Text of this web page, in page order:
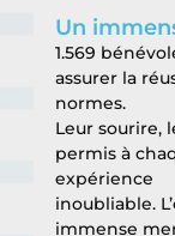
Un
1.569
assurer la
normes.
Leur sourire,
permis à
expérience
inoubliable.
immense